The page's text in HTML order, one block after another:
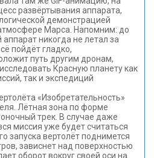
развёртывания аппарата,
демонстрацией
Марса. Напомним: до
никогда не летал за
пойдёт гладко,
путь другим дронам,
Красную планету как
так и экспедиций
«Изобретательность»
Лётная зона по форме
трек. В случае даже
миссия уже будет считаться
запуска вертолёт поднимется
зависнет над поверхностью
оборот вокруг своей оси на